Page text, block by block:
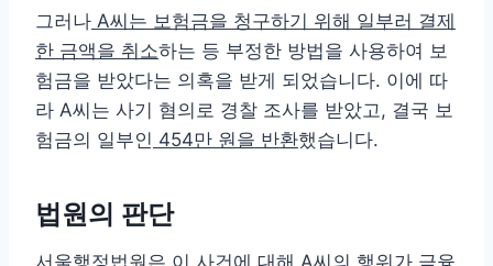
그러나 A씨는 보험금을 청구하기 위해 일부러 결제
한 금액을 취소하는 등 부정한 방법을 사용하여 보
험금을 받았다는 의혹을 받게 되었습니다. 이에 따
라 A씨는 사기 혐의로 경찰 조사를 받았고, 결국 보
험금의 일부인 454만 원을 반환했습니다.
법원의 판단
서울행정법원은 이 사건에 대해 A씨의 행위가 금융